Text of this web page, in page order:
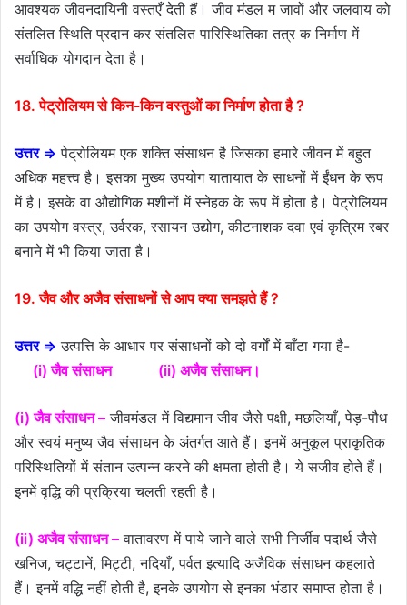
आवश्यक जीवनदायिनी वस्तएँ देती हैं। जीव मंडल म जावों और जलवाय को
संतलित स्थिति प्रदान कर संतलित पारिस्थितिका तत्र क निर्माण में
सर्वाधिक योगदान देता है।
18. पेट्रोलियम से किन-किन वस्तुओं का निर्माण होता है ?
उत्तर ⇒ पेट्रोलियम एक शक्ति संसाधन है जिसका हमारे जीवन में बहुत
अधिक महत्त्व है। इसका मुख्य उपयोग यातायात के साधनों में ईंधन के रूप
में है। इसके वा औद्योगिक मशीनों में स्नेहक के रूप में होता है। पेट्रोलियम
का उपयोग वस्त्र, उर्वरक, रसायन उद्योग, कीटनाशक दवा एवं कृत्रिम रबर
बनाने में भी किया जाता है।
19. जैव और अजैव संसाधनों से आप क्या समझते हैं ?
उत्तर ⇒ उत्पत्ति के आधार पर संसाधनों को दो वर्गों में बाँटा गया है-
(i) जैव संसाधन
(ii) अजैव संसाधन।
(i) जैव संसाधन – जीवमंडल में विद्यमान जीव जैसे पक्षी, मछलियाँ, पेड़-पौध
और स्वयं मनुष्य जैव संसाधन के अंतर्गत आते हैं। इनमें अनुकूल प्राकृतिक
परिस्थितियों में संतान उत्पन्न करने की क्षमता होती है। ये सजीव होते हैं।
इनमें वृद्धि की प्रक्रिया चलती रहती है।
(ii) अजैव संसाधन – वातावरण में पाये जाने वाले सभी निर्जीव पदार्थ जैसे
खनिज, चट्टानें, मिट्टी, नदियाँ, पर्वत इत्यादि अजैविक संसाधन कहलाते
हैं। इनमें वद्धि नहीं होती है, इनके उपयोग से इनका भंडार समाप्त होता है।